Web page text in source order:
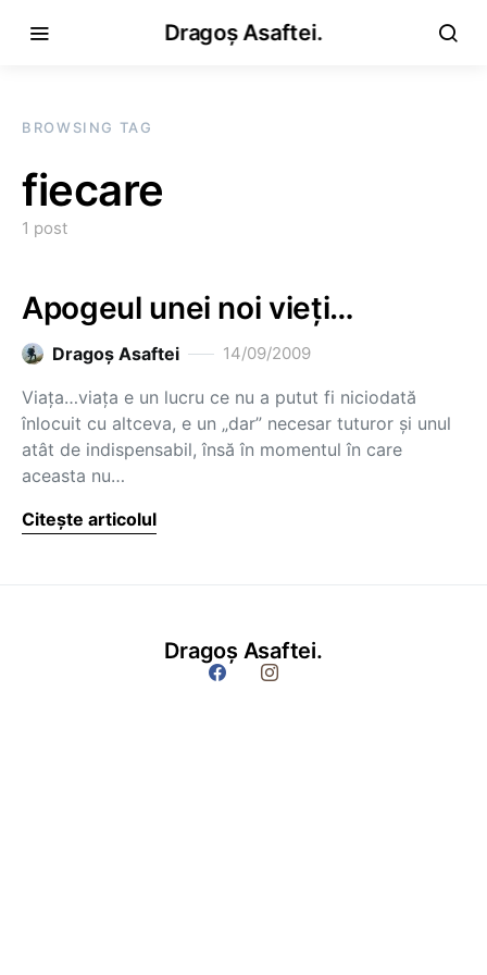
Dragoș Asaftei.
BROWSING TAG
fiecare
1 post
Apogeul unei noi vieţi…
Dragoş Asaftei 14/09/2009
Viaţa…viaţa e un lucru ce nu a putut fi niciodată
înlocuit cu altceva, e un „dar” necesar tuturor şi unul
atât de indispensabil, însă în momentul în care
aceasta nu…
Citește articolul
Dragoș Asaftei.